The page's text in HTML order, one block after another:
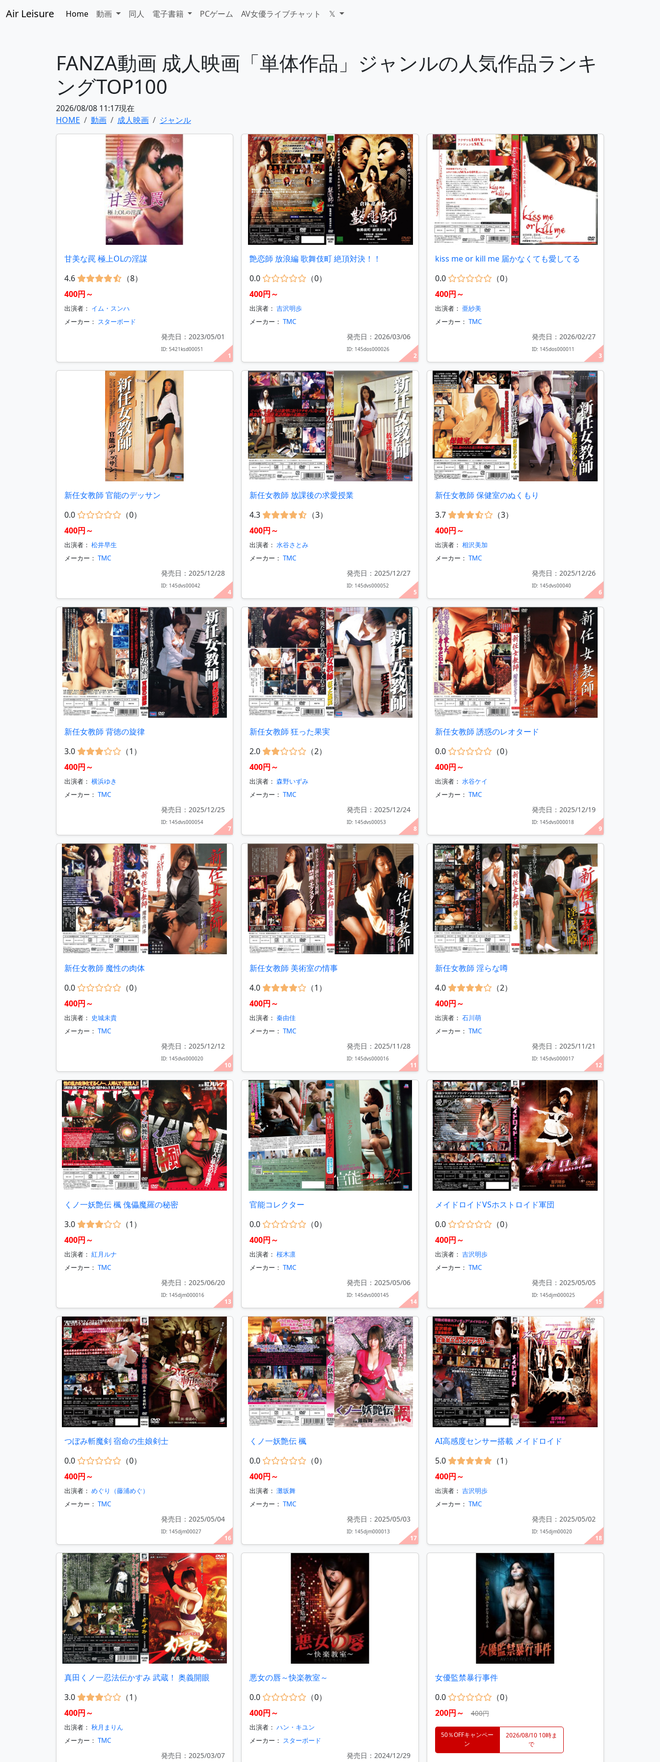
Air Leisure Home 動画 同人 電子書籍 PCゲーム AV女優ライブチャット 𝕏
FANZA動画 成人映画「単体作品」ジャンルの人気作品ランキ
ングTOP100
2026/08/08 11:17現在
HOME
動画 成人映画 ジャンル
1
甘美な罠 極上OLの淫謀
4.6
（8）
400円～
出演者： イム・スンハ
メーカー： スターボード
発売日：2023/05/01
ID: 5421ksd00051
2
艶恋師 放浪編 歌舞伎町 絶頂対決！！
0.0
（0）
400円～
出演者：吉沢明歩
メーカー：TMC
発売日：2026/03/06
ID: 145dos000026
3
kiss me or kill me 届かなくても愛してる
0.0
（0）
400円～
出演者： 亜紗美
メーカー： TMC
発売日：2026/02/27
ID: 145dos000011
4
新任女教師 官能のデッサン
0.0
（0）
400円～
出演者： 松井早生
メーカー： TMC
発売日：2025/12/28
ID: 145dvs00042
5
新任女教師 放課後の求愛授業
4.3
（3）
400円～
出演者：水谷さとみ
メーカー：TMC
発売日：2025/12/27
ID: 145dvs000052
6
新任女教師 保健室のぬくもり
3.7
（3）
400円～
出演者： 相沢美加
メーカー： TMC
発売日：2025/12/26
ID: 145dvs00040
7
新任女教師 背徳の旋律
3.0
（1）
400円～
出演者： 横浜ゆき
メーカー： TMC
発売日：2025/12/25
ID: 145dvs000054
8
新任女教師 狂った果実
2.0
（2）
400円～
出演者：森野いずみ
メーカー：TMC
発売日：2025/12/24
ID: 145dvs00053
9
新任女教師 誘惑のレオタード
0.0
（0）
400円～
出演者： 水谷ケイ
メーカー： TMC
発売日：2025/12/19
ID: 145dvs000018
10
新任女教師 魔性の肉体
0.0
（0）
400円～
出演者： 史城未貴
メーカー： TMC
発売日：2025/12/12
ID: 145dvs000020
11
新任女教師 美術室の情事
4.0
（1）
400円～
出演者：秦由佳
メーカー：TMC
発売日：2025/11/28
ID: 145dvs000016
12
新任女教師 淫らな噂
4.0
（2）
400円～
出演者： 石川萌
メーカー： TMC
発売日：2025/11/21
ID: 145dvs000017
13
くノ一妖艶伝 楓 傀儡魔羅の秘密
3.0
（1）
400円～
出演者： 紅月ルナ
メーカー： TMC
発売日：2025/06/20
ID: 145djm000016
14
官能コレクター
0.0
（0）
400円～
出演者：桜木凛
メーカー：TMC
発売日：2025/05/06
ID: 145dvs000145
15
メイドロイドVSホストロイド軍団
0.0
（0）
400円～
出演者： 吉沢明歩
メーカー： TMC
発売日：2025/05/05
ID: 145djm000025
16
つぼみ斬魔剣 宿命の生娘剣士
0.0
（0）
400円～
出演者： めぐり（藤浦めぐ）
メーカー： TMC
発売日：2025/05/04
ID: 145djm00027
17
くノ一妖艶伝 楓
0.0
（0）
400円～
出演者：灘坂舞
メーカー：TMC
発売日：2025/05/03
ID: 145djm000013
18
AI高感度センサー搭載 メイドロイド
5.0
（1）
400円～
出演者： 吉沢明歩
メーカー： TMC
発売日：2025/05/02
ID: 145djm00020
真田くノ一忍法伝かすみ 武蔵！ 奥義開眼
3.0
（1）
400円～
出演者： 秋月まりん
メーカー： TMC
発売日：2025/03/07
悪女の唇～快楽教室～
0.0
（0）
400円～
出演者：ハン・キユン
メーカー： スターボード
発売日：2024/12/29
女優監禁暴行事件
0.0
（0）
200円～
400円
50％OFFキャンペー
ン
2026/08/10 10時ま
で